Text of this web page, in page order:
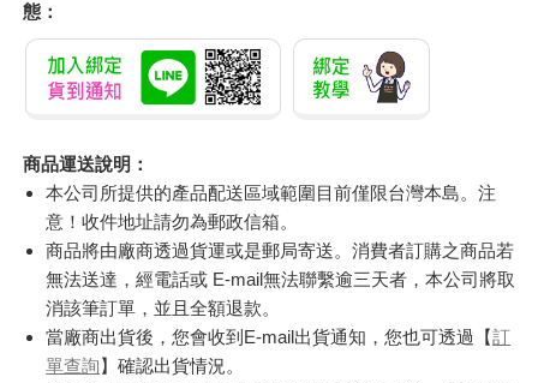
態：
商品運送說明：
本公司所提供的產品配送區域範圍目前僅限台灣本島。注
意！收件地址請勿為郵政信箱。
商品將由廠商透過貨運或是郵局寄送。消費者訂購之商品若
無法送達，經電話或 E-mail無法聯繫逾三天者，本公司將取
消該筆訂單，並且全額退款。
當廠商出貨後，您會收到E-mail出貨通知，您也可透過【訂
單查詢】確認出貨情況。